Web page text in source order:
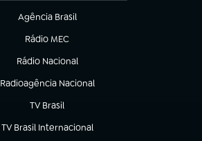
Agência Brasil
(abre em nova aba)
Rádio MEC
(abre em nova aba)
Rádio Nacional
Radioagência Nacional
(abre em nova aba)
TV Brasil
(abre em nova aba)
TV Brasil Internacional
(abre em nova aba)